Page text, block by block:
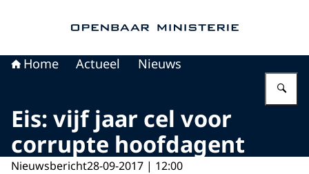
Home Actueel Nieuws
Eis: vijf jaar cel voor
corrupte hoofdagent
Nieuwsbericht28-09-2017 | 12:00